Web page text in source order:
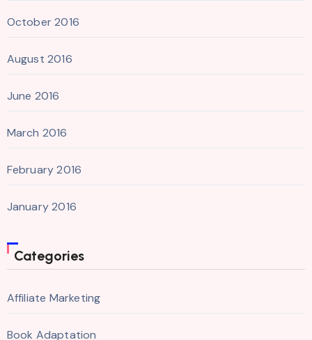
October 2016
August 2016
June 2016
March 2016
February 2016
January 2016
Categories
Affiliate Marketing
Book Adaptation